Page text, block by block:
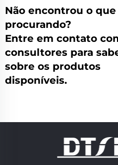
Não encontrou o que
procurando?
Entre em contato
consultores para
sobre os produtos
disponíveis.